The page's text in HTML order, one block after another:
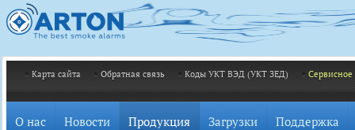
Карта сайта Обратная связь Коды УКТ ВЭД (УКТ ЗЕД)
О нас Новости Продукция Загрузки Поддержка